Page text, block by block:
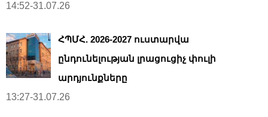
14:52-31.07.26
ՀՊՄՀ. 2026-2027 ուստարվա
ընդունելության լրացուցիչ փուլի
արդյունքները
13:27-31.07.26